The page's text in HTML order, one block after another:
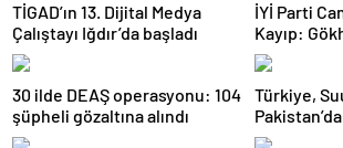
TİGAD’ın 13. Dijital Medya
Çalıştayı Iğdır’da başladı
İYİ Parti
Kayıp:
30 ilde DEAŞ operasyonu: 104
şüpheli gözaltına alındı
Türkiye,
anlaşması